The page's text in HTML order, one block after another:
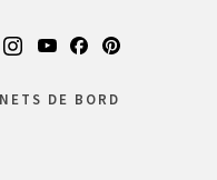
DE BORD